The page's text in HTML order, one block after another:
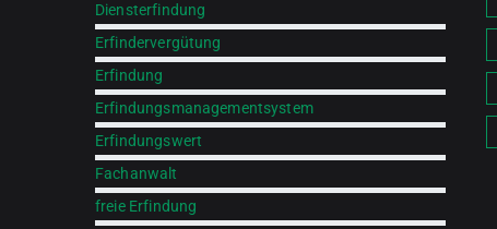
Diensterfindung
Erfindervergütung
Erfindung
Erfindungsmanagementsystem
Erfindungswert
Fachanwalt
freie Erfindung